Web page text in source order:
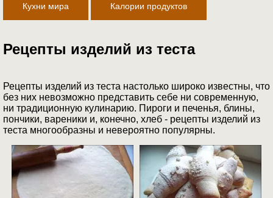
Кухни мира Калории продуктов
Рецепты изделий из теста
Рецепты изделий из теста настолько широко известны, что
без них невозможно представить себе ни современную,
ни традиционную кулинарию. Пироги и печенья, блины,
пончики, вареники и, конечно, хлеб - рецепты изделий из
теста многообразны и невероятно популярны.